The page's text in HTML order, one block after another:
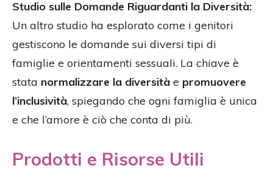
Studio sulle Domande Riguardanti la Diversità:
Un altro studio ha esplorato come i genitori
gestiscono le domande sui diversi tipi di
famiglie e orientamenti sessuali. La chiave è
stata normalizzare la diversità e promuovere
l’inclusività, spiegando che ogni famiglia è unica
e che l’amore è ciò che conta di più.
Prodotti e Risorse Utili